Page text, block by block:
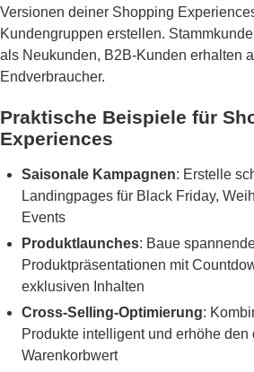
Versionen deiner Shopping
Kundengruppen erstellen.
als Neukunden, B2B-Kunden erhalten
Endverbraucher.
Praktische Beispiele für
Experiences
Saisonale Kampagnen: Erstelle
Landingpages für Black Friday,
Events
Produktlaunches: Baue
Produktpräsentationen mit
exklusiven Inhalten
Cross-Selling-Optimierung:
Produkte intelligent und erhöhe den
Warenkorbwert